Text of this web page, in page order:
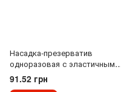
Насадка-презерватив
одноразовая с эластичными
усиками и шариками EGZO
Ugly Coyote
91.52 грн